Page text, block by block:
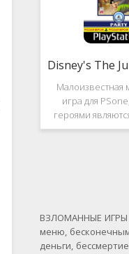
Малоизвестная
игра для
героями
"Книги
ВЗЛОМАННЫЕ ИГРЫ
меню,
деньги,